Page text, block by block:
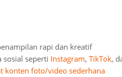
rapi dan kreatif
sosial seperti Instagram, TikTok,
konten foto/video sederhana